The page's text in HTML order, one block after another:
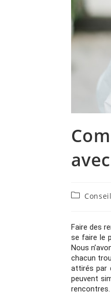
Post
Faire des
se faire le
Nous
chacun
attirés par
peuvent
rencontres.